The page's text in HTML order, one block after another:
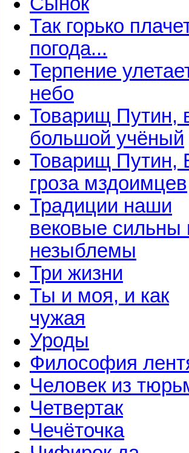
Так горько
погода...
Терпение
небо
Товарищ Путин,
большой учёный
Товарищ Путин,
гроза мздоимцев
Традиции наши
вековые сильны
незыблемы
Три жизни
Ты и моя, и как
чужая
Уроды
Философия
Человек из
Четвертак
Чечёточка